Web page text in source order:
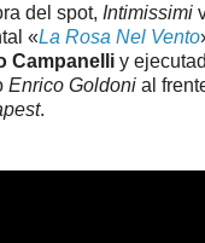
del spot, Intimissimi
«La Rosa Nel Vento
Campanelli y
Enrico Goldoni al
.